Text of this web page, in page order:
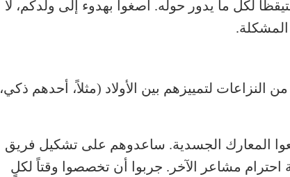
لكل ما يدور حوله. اصغوا بهدوء إلى ولدكم، لا
النزاعات لتمييزهم بين الأولاد (مثلاً، أحدهم ذكي،
المعارك الجسدية. ساعدوهم على تشكيل فريق
احترام مشاعر الآخر. جربوا أن تخصصوا وقتاً لكلٍ